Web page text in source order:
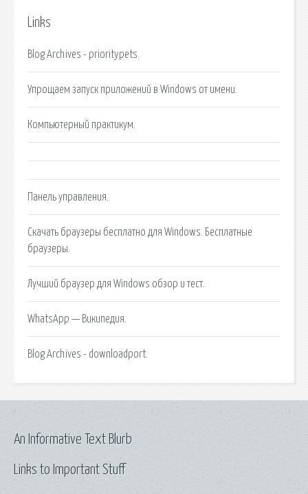
Links
Blog Archives - prioritypets.
Упрощаем запуск приложений в Windows от имени.
Компьютерный практикум.
Панель управления.
Скачать браузеры бесплатно для Windows. Бесплатные
браузеры.
Лучший браузер для Windows обзор и тест.
WhatsApp — Википедия.
Blog Archives - downloadport.
Links to Important Stuff
An Informative Text Blurb